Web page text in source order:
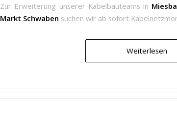
Zur Erweiterung unserer Kabelbauteams in
Markt Schwaben suchen wir ab sofort
Weiterlesen